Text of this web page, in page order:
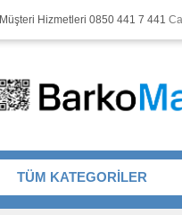
Müşteri Hizmetleri 0850 441 7 441
TÜM KATEGORİLER